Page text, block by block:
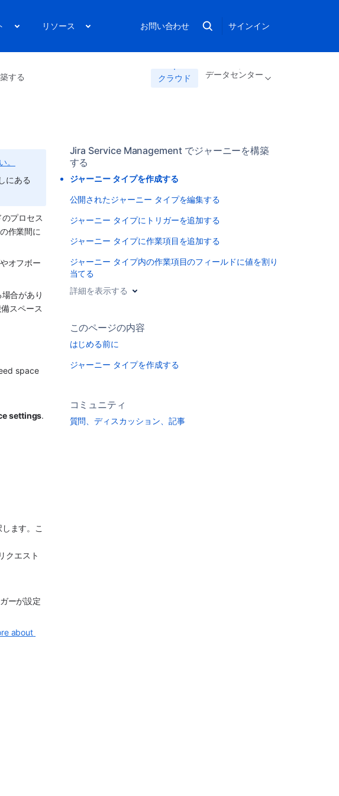
リソース お問い合わせ サインイン
する クラウド データセンター
。
にある
プロセス
作業間に
オフボー
合があり
スペース
space
settings.
ます。こ
クエスト
ーが設定
about
Jira Service Management でジャーニーを構築
する
ジャーニー タイプを作成する
公開されたジャーニー タイプを編集する
ジャーニー タイプにトリガーを追加する
ジャーニー タイプに作業項目を追加する
ジャーニー タイプ内の作業項目のフィールドに値を割り
当てる
詳細を表示する
このページの内容
はじめる前に
ジャーニー タイプを作成する
コミュニティ
質問、ディスカッション、記事